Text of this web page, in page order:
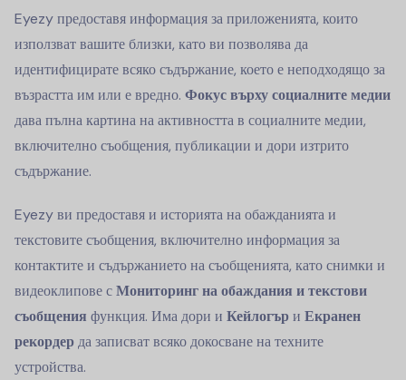
Eyezy предоставя информация за приложенията, които
използват вашите близки, като ви позволява да
идентифицирате всяко съдържание, което е неподходящо за
възрастта им или е вредно. Фокус върху социалните медии
дава пълна картина на активността в социалните медии,
включително съобщения, публикации и дори изтрито
съдържание.
Eyezy ви предоставя и историята на обажданията и
текстовите съобщения, включително информация за
контактите и съдържанието на съобщенията, като снимки и
видеоклипове сМониторинг на обаждания и текстови
съобщения функция. Има дори и Кейлогъри Екранен
рекордерда записват всяко докосване на техните
устройства.